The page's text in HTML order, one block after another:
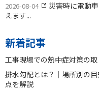
2026-08-04
災害時に電動
えます...
新着記事
工事現場での熱中症対策の取
排水勾配とは？｜場所別の
点を解説